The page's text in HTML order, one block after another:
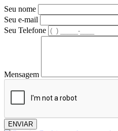
Seu nome
Seu e-mail
Seu Telefone
Mensagem
ENVIAR